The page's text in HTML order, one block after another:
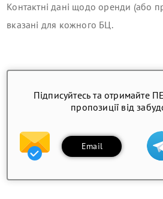
Контактні дані щодо оренди (або
вказані для кожного БЦ.
Підписуйтесь та отримайте
пропозиції від
Email